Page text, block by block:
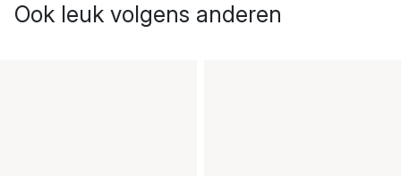
Ook leuk volgens anderen